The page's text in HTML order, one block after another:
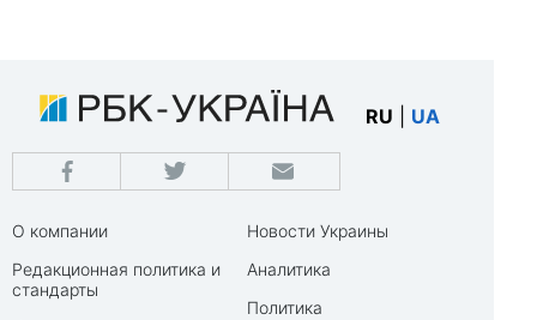
RU UA
О компании
Редакционная политика и
стандарты
Новости Украины
Аналитика
Политика